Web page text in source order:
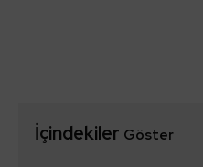
İçindekiler Göster